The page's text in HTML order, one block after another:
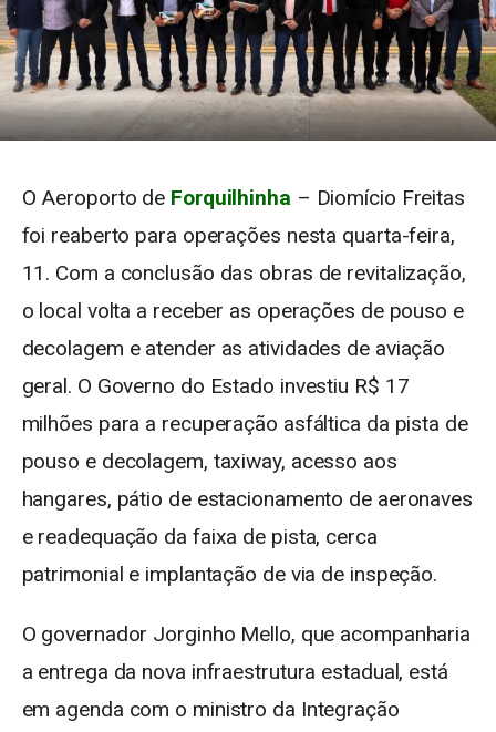
O Aeroporto de Forquilhinha – Diomício Freitas
foi reaberto para operações nesta quarta-feira,
11. Com a conclusão das obras de revitalização,
o local volta a receber as operações de pouso e
decolagem e atender as atividades de aviação
geral. O Governo do Estado investiu R$ 17
milhões para a recuperação asfáltica da pista de
pouso e decolagem, taxiway, acesso aos
hangares, pátio de estacionamento de aeronaves
e readequação da faixa de pista, cerca
patrimonial e implantação de via de inspeção.
O governador Jorginho Mello, que acompanharia
a entrega da nova infraestrutura estadual, está
em agenda com o ministro da Integração